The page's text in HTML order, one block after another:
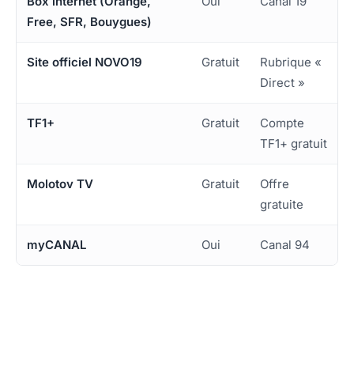
Free, SFR, Bouygues)
Site officiel NOVO19 Gratuit
Rubrique «
Direct »
TF1+ Gratuit
Compte
TF1+ gratuit
Molotov TV Gratuit
Offre
gratuite
myCANAL Oui Canal 94